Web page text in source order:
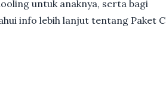
untuk anaknya, serta bagi
info lebih lanjut tentang Paket C